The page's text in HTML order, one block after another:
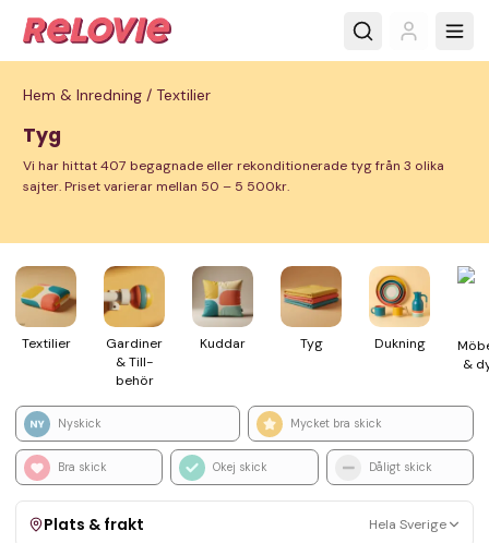
Hem & Inredning / Textilier
Tyg
Vi har hittat 407 begagnade eller rekonditionerade tyg från 3 olika
sajter. Priset varierar mellan 50 – 5 500kr.
Tex­tilier
Gardiner
& Till­
behör
Kuddar Tyg Dukning
&
Nyskick Mycket bra skick
Bra skick Okej skick Dåligt skick
Plats & frakt Hela Sverige